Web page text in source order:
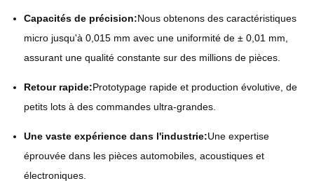
Capacités de précision:Nous obtenons des caractéristiques
micro jusqu'à 0,015 mm avec une uniformité de ± 0,01 mm,
assurant une qualité constante sur des millions de pièces.
Retour rapide:Prototypage rapide et production évolutive, de
petits lots à des commandes ultra-grandes.
Une vaste expérience dans l'industrie:Une expertise
éprouvée dans les pièces automobiles, acoustiques et
électroniques.